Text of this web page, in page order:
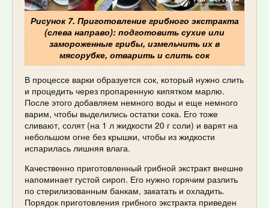
Рисунок 7. Приготовление грибного экстракта
(слева направо): подготовить сухие или
замороженные грибы, измельчить их в
мясорубке, отварить и слить сок
В процессе варки образуется сок, который нужно слить
и процедить через пропаренную кипятком марлю.
После этого добавляем немного воды и еще немного
варим, чтобы выделились остатки сока. Его тоже
сливают, солят (на 1 л жидкости 20 г соли) и варят на
небольшом огне без крышки, чтобы из жидкости
испарилась лишняя влага.
Качественно приготовленный грибной экстракт внешне
напоминает густой сироп. Его нужно горячим разлить
по стерилизованным банкам, закатать и охладить.
Порядок приготовления грибного экстракта приведен